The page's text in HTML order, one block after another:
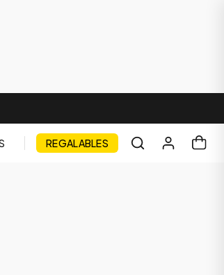
REGALABLES